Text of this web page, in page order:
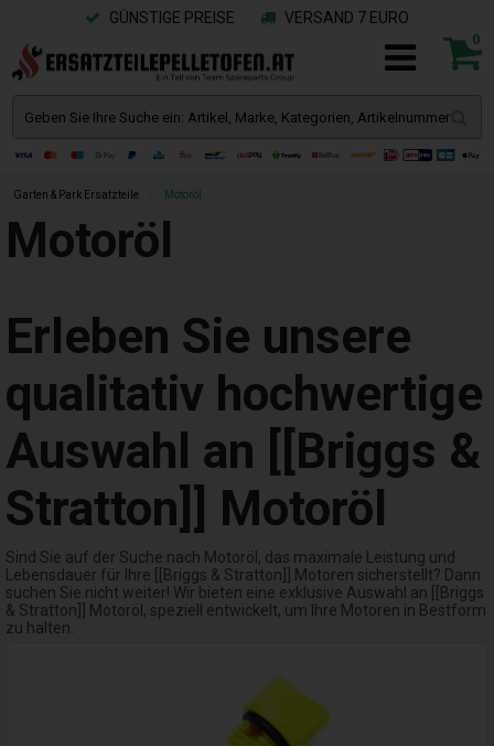
GÜNSTIGE PREISE VERSAND 7 EURO
0
Garten & Park Ersatzteile Motoröl
Motoröl
Erleben Sie unsere
qualitativ hochwertige
Auswahl an [[Briggs &
Stratton]] Motoröl
Sind Sie auf der Suche nach Motoröl, das maximale Leistung und
Lebensdauer für Ihre [[Briggs & Stratton]] Motoren sicherstellt? Dann
suchen Sie nicht weiter! Wir bieten eine exklusive Auswahl an [[Briggs
& Stratton]] Motoröl, speziell entwickelt, um Ihre Motoren in Bestform
zu halten.